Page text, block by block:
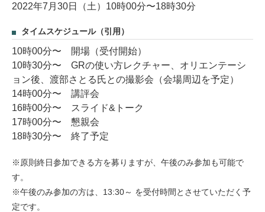
2022年7月30日（土）10時00分〜18時30分
タイムスケジュール（引用）
10時00分〜 開場（受付開始）
10時30分〜 GRの使い方レクチャー、オリエンテーシ
ョン後、渡部さとる氏との撮影会（会場周辺を予定）
14時00分〜 講評会
16時00分〜 スライド&トーク
17時00分〜 懇親会
18時30分〜 終了予定
※原則終日参加できる方を募りますが、午後のみ参加も可能で
す。
※午後のみ参加の方は、13:30～ を受付時間とさせていただく予
定です。